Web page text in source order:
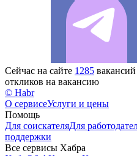
Сейчас на сайте 1285
откликов на вакансию
© Habr
О сервисеУслуги и цены
Помощь
Для соискателяДля
поддержки
Все сервисы Хабра